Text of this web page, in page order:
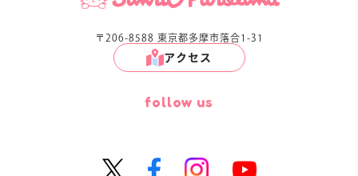
〒206-8588 東京都多摩市落合1-31
アクセス
follow us